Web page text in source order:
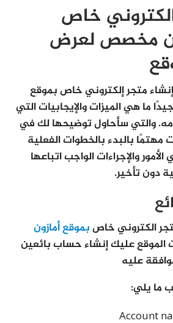
خاص
مخصص لعرض
متجر إلكتروني خاص بموقع
ما هي الميزات والإيجابيات التي
والتي سأحاول توضيحها لك في
بالبدء بالخطوات الفعلية
والإجراءات الواجب اتباعها
دون تأخير.
الكتروني خاصبموقع أمازون
عليك إنشاء حساب بائعين
عليه
ما يلي: